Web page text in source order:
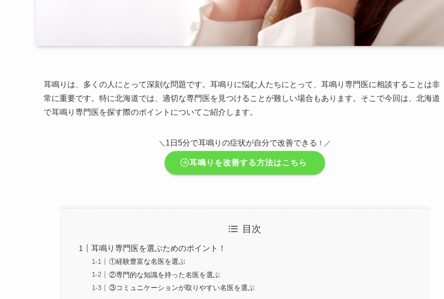
耳鳴りは、多くの人にとって深刻な問題です。耳鳴りに悩む人たちにとって、耳鳴り専門医に相談することは非
常に重要です。特に北海道では、適切な専門医を見つけることが難しい場合もあります。そこで今回は、北海道
で耳鳴り専門医を探す際のポイントについてご紹介します。
＼ 1日5分で耳鳴りの症状が自分で改善できる ！／
耳鳴りを改善する方法はこちら
目次
耳鳴り専門医を選ぶためのポイント！
①経験豊富な名医を選ぶ
②専門的な知識を持った名医を選ぶ
③コミュニケーションが取りやすい名医を選ぶ